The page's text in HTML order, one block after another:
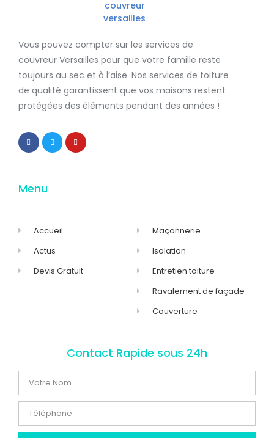
Vous pouvez compter sur les services de
couvreur Versailles pour que votre famille reste
toujours au sec et à l’aise. Nos services de toiture
de qualité garantissent que vos maisons restent
protégées des éléments pendant des années !
Menu
Accueil
Actus
Devis Gratuit
Maçonnerie
Isolation
Entretien toiture
Ravalement de façade
Couverture
Contact Rapide sous 24h